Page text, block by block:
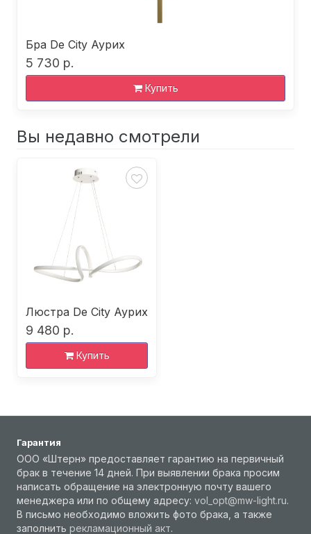
Бра De City Аурих
5 730 р.
Купить
Вы недавно смотрели
Люстра De City Аурих
9 480 р.
Купить
Гарантия
ООО «Штерн» предоставляет гарантию на первичный
брак в течение 14 дней. При выявлении брака просим
написать обращение на электронную почту вашего
менеджера или по общему адресу: vol_opt@mw-light.ru.
В письмо необходимо вложить фото брака, а также
заполнить рекламационный акт.